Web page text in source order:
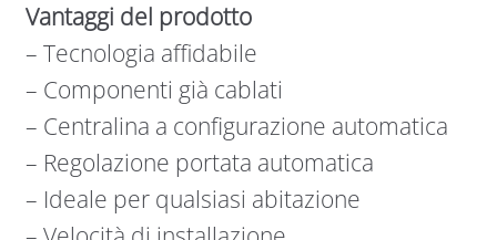
Vantaggi del prodotto
– Tecnologia affidabile
– Componenti già cablati
– Centralina a configurazione automatica
– Regolazione portata automatica
– Ideale per qualsiasi abitazione